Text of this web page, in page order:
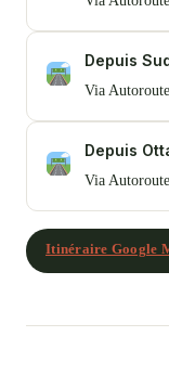
Depuis
Via
Depuis
Via
Itinéraire Google